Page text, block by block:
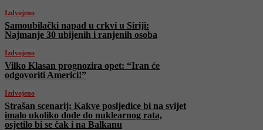
Izdvojeno
Samoubilački napad u crkvi u Siriji:
Najmanje 30 ubijenih i ranjenih osoba
Izdvojeno
Vilko Klasan prognozira opet: “Iran će
odgovoriti Americi!”
Izdvojeno
Strašan scenarij: Kakve posljedice bi na svijet
imalo ukoliko dođe do nuklearnog rata,
osjetilo bi se čak i na Balkanu